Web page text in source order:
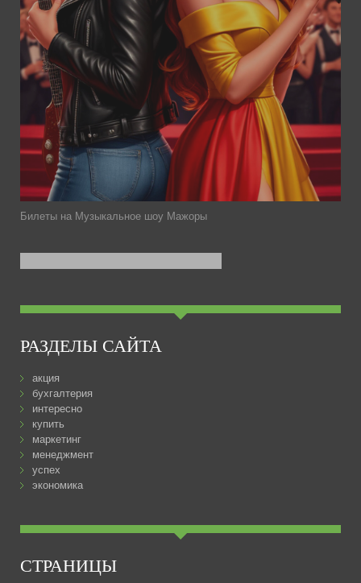
Билеты на Музыкальное шоу Мажоры
РАЗДЕЛЫ САЙТА
акция
бухгалтерия
интересно
купить
маркетинг
менеджмент
успех
экономика
СТРАНИЦЫ